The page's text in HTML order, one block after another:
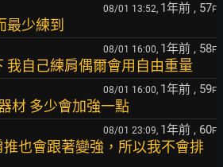
08/01 13:52, 1年前 , 57F
最少練到
08/01 16:00, 1年前 , 58F
我自己練肩偶爾會用自由重量
08/01 16:00, 1年前 , 59F
材 多少會加強一點
08/01 23:09, 1年前 , 60F
也會跟著變強，所以我不會排